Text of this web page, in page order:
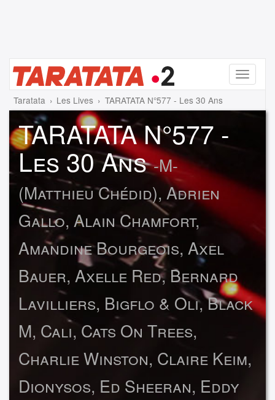
Menu
Taratata Les Lives TARATATA N°577 - Les 30 Ans
TARATATA N°577 -
Les 30 Ans-M-
(Matthieu Chédid), Adrien
Gallo, Alain Chamfort,
Amandine Bourgeois, Axel
Bauer, Axelle Red, Bernard
Lavilliers, Bigflo & Oli, Black
M, Cali, Cats On Trees,
Charlie Winston, Claire Keim,
Dionysos, Ed Sheeran, Eddy